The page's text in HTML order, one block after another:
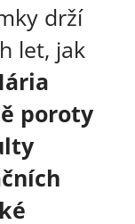
drží
let, jak
poroty